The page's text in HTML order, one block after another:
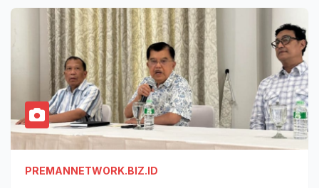
PREMANNETWORK.BIZ.ID